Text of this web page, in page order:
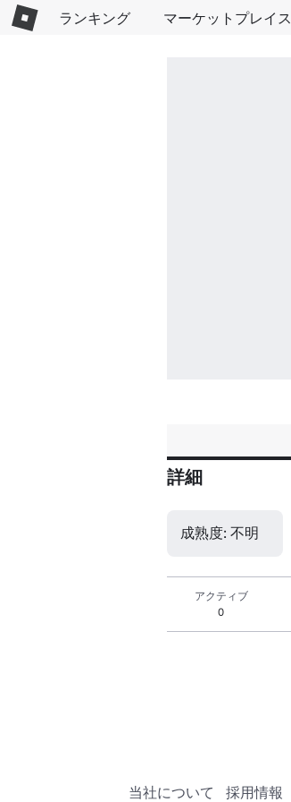
ランキング マーケットプレイス
詳細
成熟度: 不明
アクティブ
0
当社について 採用情報